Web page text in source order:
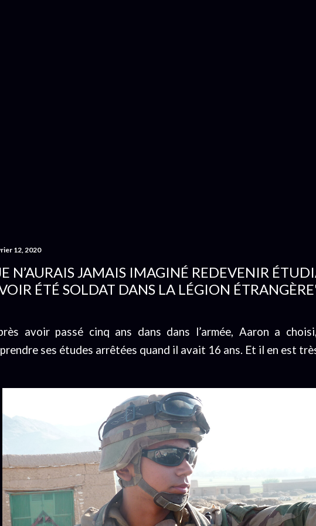
12, 2020
N’AURAIS JAMAIS IMAGINÉ REDEVENIR
ÉTÉ SOLDAT DANS LA LÉGION
avoir passé cinq ans dans dans l’armée, Aaron a
ses études arrêtées quand il avait 16 ans. Et il en est